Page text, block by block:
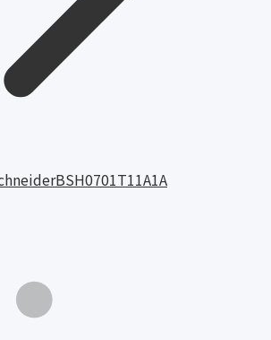
BSH0701T11A1A